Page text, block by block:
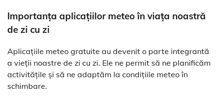
Importanța aplicațiilor meteo în viața noastră
de zi cu zi
Aplicațiile meteo gratuite au devenit o parte integrantă
a vieții noastre de zi cu zi. Ele ne permit să ne planificăm
activitățile și să ne adaptăm la condițiile meteo în
schimbare.